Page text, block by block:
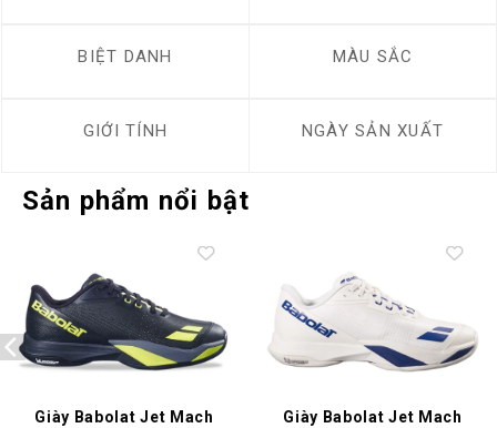
BIỆT DANH MÀU SẮC
GIỚI TÍNH NGÀY SẢN XUẤT
Sản phẩm nổi bật
Add to
wishlist
Giày Babolat Jet Mach
wishlist
Giày Babolat Jet Mach